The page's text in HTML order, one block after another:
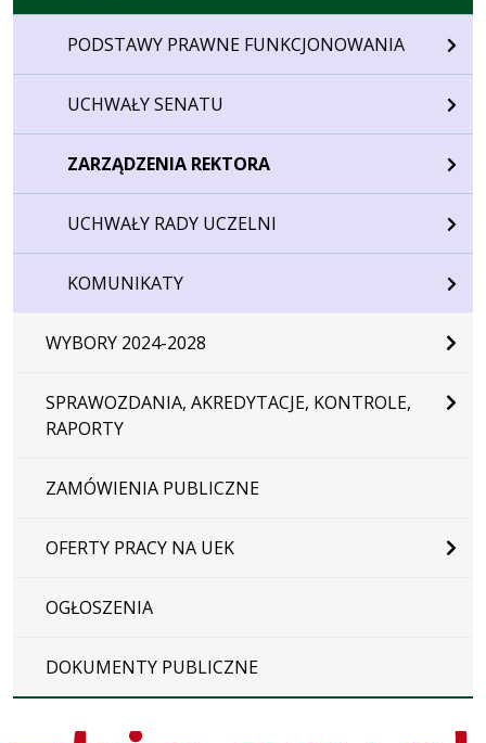
PODSTAWY PRAWNE FUNKCJONOWANIA
UCHWAŁY SENATU
ZARZĄDZENIA REKTORA
UCHWAŁY RADY UCZELNI
KOMUNIKATY
WYBORY 2024-2028
SPRAWOZDANIA, AKREDYTACJE, KONTROLE,
RAPORTY
ZAMÓWIENIA PUBLICZNE
OFERTY PRACY NA UEK
OGŁOSZENIA
DOKUMENTY PUBLICZNE